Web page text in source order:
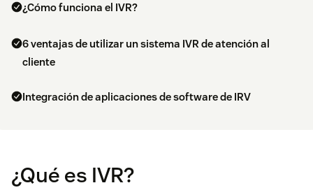
¿Cómo funciona el IVR?
6 ventajas de utilizar un sistema IVR de atención al
cliente
Integración de aplicaciones de software de IRV
¿Qué es IVR?